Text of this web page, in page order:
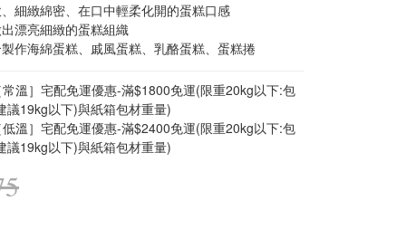
、細緻綿密、在口中輕柔化開的蛋糕口感
出漂亮細緻的蛋糕組織
製作海綿蛋糕、戚風蛋糕、乳酪蛋糕、蛋糕捲
溫］宅配免運優惠-滿$1800免運(限重20kg以下:包
議19kg以下)與紙箱包材重量)
溫］宅配免運優惠-滿$2400免運(限重20kg以下:包
議19kg以下)與紙箱包材重量)